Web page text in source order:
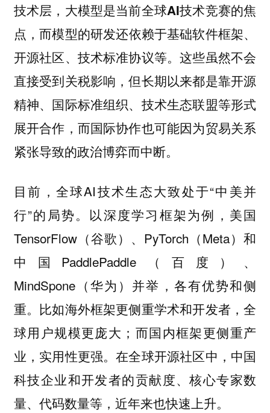
技术层，大模型是当前全球AI技术竞赛的焦
点 ，而模型的研发还依赖于基础软件框架、
开源社区、技术标准协议等。这些虽然不会
直接受到关税影响，但长期以来都是靠开源
精神、国际标准组织、技术生态联盟等形式
展开合作，而国际协作也可能因为贸易关系
紧张导致的政治博弈而中断。
目前，全球AI技术生态大致处于“中美并
行”的局势。以深度学习框架为例，美国
TensorFlow（谷歌）、PyTorch（Meta）和
中国PaddlePaddle（百度）、
MindSpone（华为）并举，各有优势和侧
重。比如海外框架更侧重学术和开发者，全
球用户规模更庞大；而国内框架更侧重产
业，实用性更强。在全球开源社区中，中国
科技企业和开发者的贡献度、核心专家数
量、代码数量等，近年来也快速上升。